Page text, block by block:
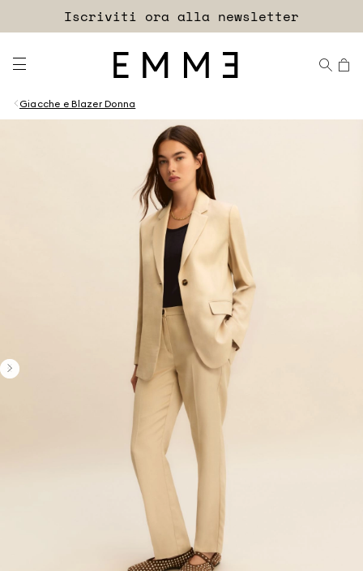
EXTRA SCONTO
Iscriviti ora alla newsletter
Giacche e Blazer Donna